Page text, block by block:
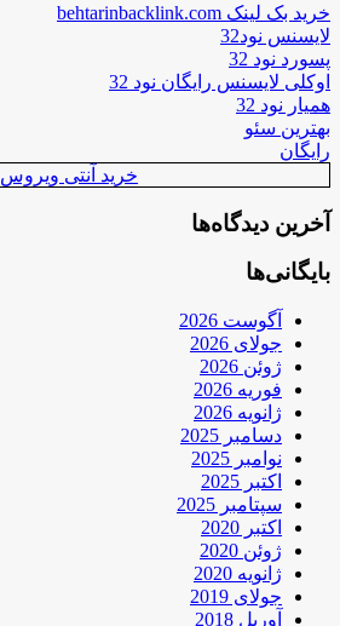
خرید بک لینک behtarinbacklink.com
لایسنس نود32
پسورد نود 32
اوکلی لایسنس رایگان نود 32
همیار نود 32
بهترین سئو
رایگان
خرید آنتی ویروس
آخرین دیدگاه‌ها
بایگانی‌ها
آگوست 2026
جولای 2026
ژوئن 2026
فوریه 2026
ژانویه 2026
دسامبر 2025
نوامبر 2025
اکتبر 2025
سپتامبر 2025
اکتبر 2020
ژوئن 2020
ژانویه 2020
جولای 2019
آوریل 2018